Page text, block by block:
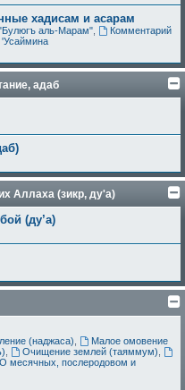
хадисам и асарам
аль-Марам",
Комментарий
'Усаймина
адаб
Аллаха (зикр, ду'а)
(ду’а)
(наджаса)
Малое омовение
Очищение землей (таяммум)
О месячных, послеродовом и